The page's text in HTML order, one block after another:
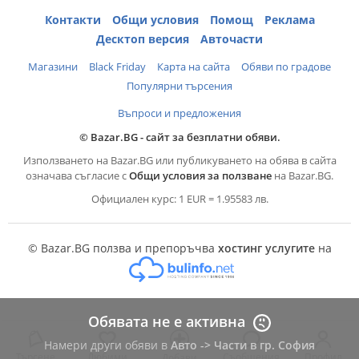
Обявата не е активна
Намери други обяви в Авто -> Части в гр. София
Контакти Общи условия Помощ
Реклама
Десктоп версия
Авточасти
Магазини Black Friday Карта на сайта
Обяви по градове
Популярни търсения
Въпроси и предложения
© Bazar.BG - сайт за безплатни обяви.
Използването на Bazar.BG или публикуването на обява в сайта
означава съгласие сОбщи условия за ползване на Bazar.BG.
Официален курс: 1 EUR = 1.95583 лв.
© Bazar.BG ползва и препоръчва хостинг услугитена